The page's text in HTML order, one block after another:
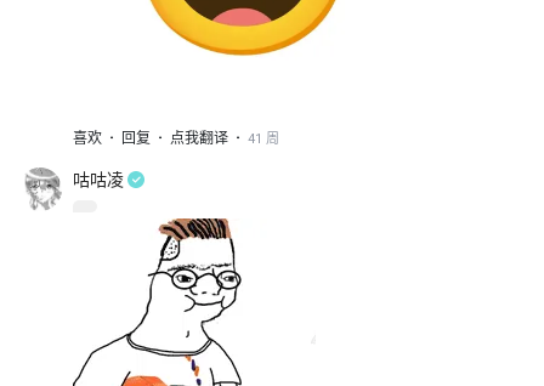
喜欢 · 回复 · 点我翻译 · 41 周
咕咕凌